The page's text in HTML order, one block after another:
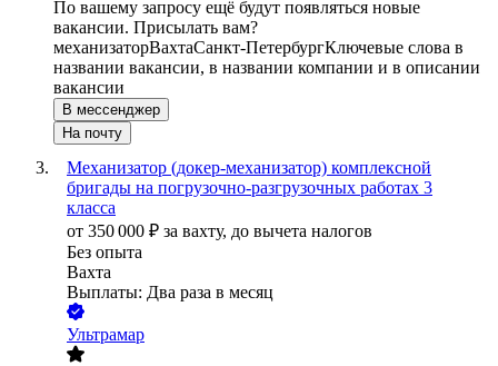
По вашему запросу ещё будут появляться новые
вакансии. Присылать вам?
механизаторВахтаСанкт-ПетербургКлючевые слова в
названии вакансии, в названии компании и в описании
вакансии
В мессенджер
На почту
Механизатор (докер-механизатор) комплексной
бригады на погрузочно-разгрузочных работах 3
класса
от 350 000 ₽ за вахту, до вычета налогов
Без опыта
Вахта
Выплаты: Два раза в месяц
Ультрамар